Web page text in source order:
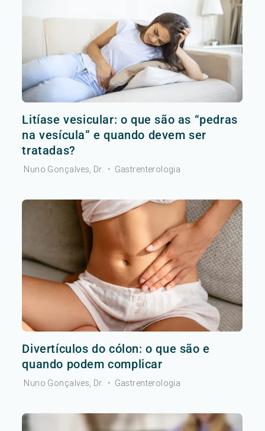
Litíase vesicular: o que são as “pedras
na vesícula” e quando devem ser
tratadas?
Nuno Gonçalves, Dr. • Gastrenterologia
Divertículos do cólon: o que são e
quando podem complicar
Nuno Gonçalves, Dr. • Gastrenterologia